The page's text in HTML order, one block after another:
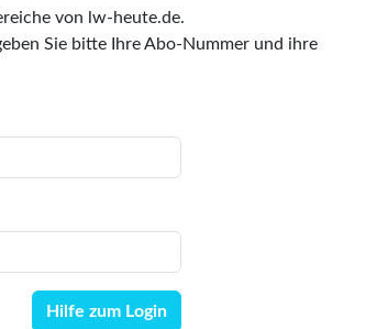
von lw-heute.de.
Sie bitte Ihre Abo-Nummer und ihre
Hilfe zum Login